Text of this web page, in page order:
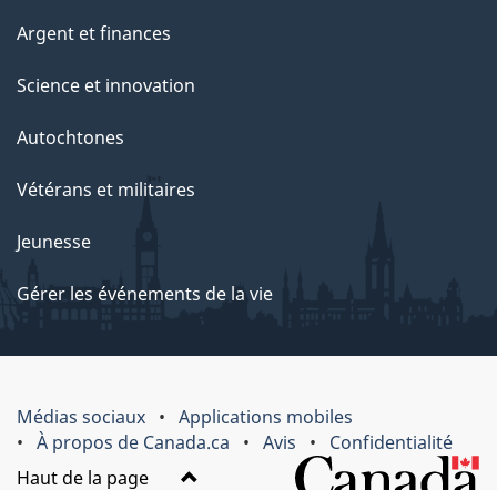
Argent et finances
Science et innovation
Autochtones
Vétérans et militaires
Jeunesse
Gérer les événements de la vie
Médias sociaux
Applications mobiles
À propos de Canada.ca
Avis
Confidentialité
Haut de la page